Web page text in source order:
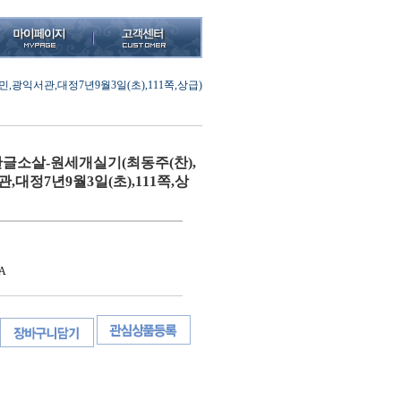
,광익서관,대정7년9월3일(초),111쪽,상급)
소살-원세개실기(최동주(찬),
,대정7년9월3일(초),111쪽,상